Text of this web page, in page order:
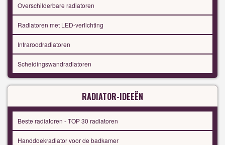
Overschilderbare radiatoren
Radiatoren met LED-verlichting
Infraroodradiatoren
Scheidingswandradiatoren
RADIATOR-IDEEËN
Beste radiatoren - TOP 30 radiatoren
Handdoekradiator voor de badkamer